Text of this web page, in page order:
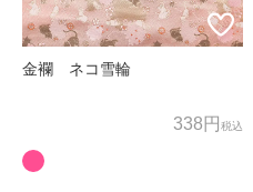
金襴 ネコ雪輪
338円 税込